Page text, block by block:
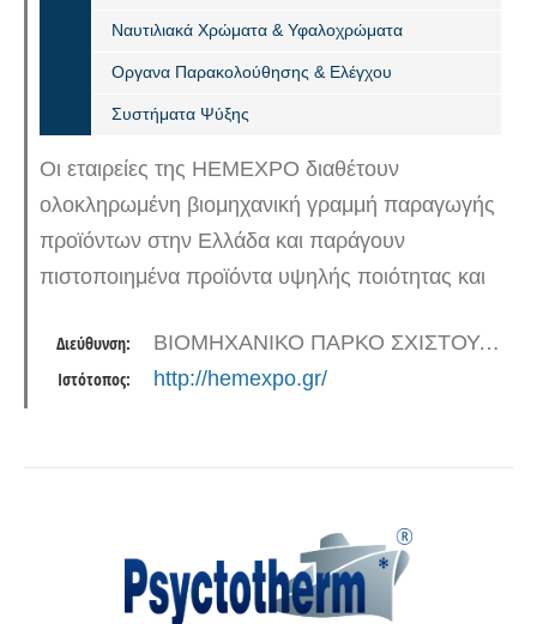
Ναυτιλιακά Χρώματα & Υφαλοχρώματα
Οργανα Παρακολούθησης & Ελέγχου
Συστήματα Ψύξης
Οι εταιρείες της ΗΕΜΕΧΡΟ διαθέτουν
ολοκληρωμένη βιομηχανική γραμμή παραγωγής
προϊόντων στην Ελλάδα και παράγουν
πιστοποιημένα προϊόντα υψηλής ποιότητας και
επίσης σε ένα ευρύ φάσμα κατασκευών
ναυτιλιακού…
Διεύθυνση: ΒΙΟΜΗΧΑΝΙΚΟ ΠΑΡΚΟ ΣΧΙΣΤΟΥ, ΛΕΩΦ. ΚΕΡΑΤΣΙΝΙΟΥ-ΣΚΑΡΑΜΑΓΚΑ ΟΤ 13, 18863 ΠΕΡΑΜΑ
Ιστότοπος: http://hemexpo.gr/